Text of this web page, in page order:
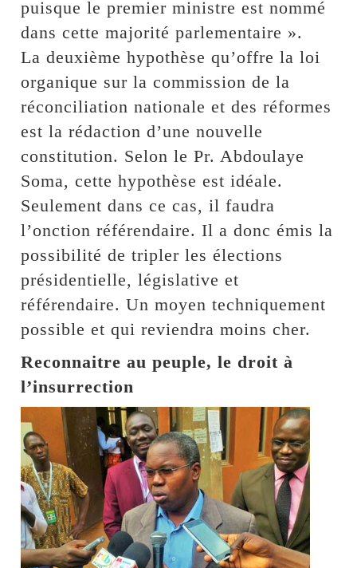
puisque le premier ministre est nommé
dans cette majorité parlementaire ».
La deuxième hypothèse qu’offre la loi
organique sur la commission de la
réconciliation nationale et des réformes
est la rédaction d’une nouvelle
constitution. Selon le Pr. Abdoulaye
Soma, cette hypothèse est idéale.
Seulement dans ce cas, il faudra
l’onction référendaire. Il a donc émis la
possibilité de tripler les élections
présidentielle, législative et
référendaire. Un moyen techniquement
possible et qui reviendra moins cher.
Reconnaitre au peuple, le droit à
l’insurrection